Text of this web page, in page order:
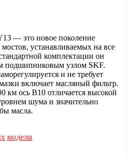
— это новое поколение
устанавливаемых на все
комплектации он
подшипниковым узлом SKF.
и не требует
включает масляный фильтр.
км ось B10 отличается высокой
шума и значительно
масла.
модели